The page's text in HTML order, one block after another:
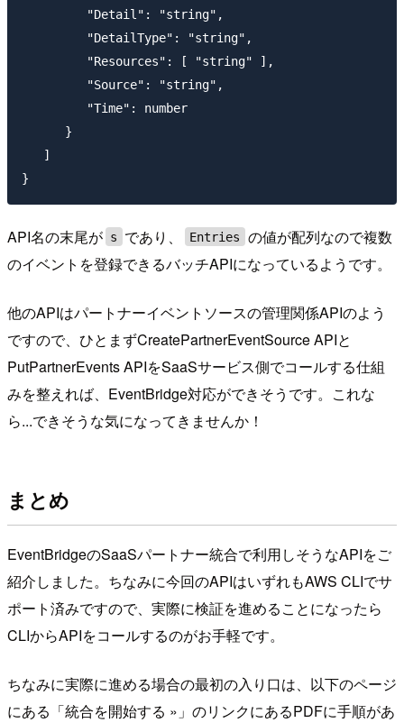
         "Detail": "string",
         "DetailType": "string",
         "Resources": [ "string" ],
         "Source": "string",
         "Time": number
      }
   ]
API名の末尾が s であり、 Entries
の値が配列なので複数
のイベントを登録できるバッチAPIになっているようです。
他のAPIはパートナーイベントソースの管理関係APIのよう
ですので、ひとまずCreatePartnerEventSource APIと
PutPartnerEvents APIをSaaSサービス側でコールする仕組
みを整えれば、EventBridge対応ができそうです。これな
ら...できそうな気になってきませんか！
まとめ
EventBridgeのSaaSパートナー統合で利用しそうなAPIをご
紹介しました。ちなみに今回のAPIはいずれもAWS CLIでサ
ポート済みですので、実際に検証を進めることになったら
CLIからAPIをコールするのがお手軽です。
ちなみに実際に進める場合の最初の入り口は、以下のページ
にある「統合を開始する »」のリンクにあるPDFに手順があ